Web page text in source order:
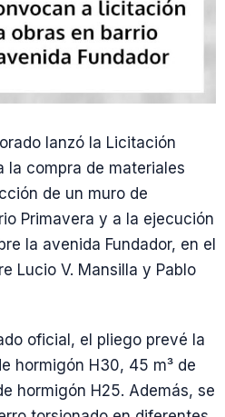
lanzó la Licitación
la compra de materiales
de un muro de
Primavera y a la ejecución
la avenida Fundador, en el
Lucio V. Mansilla y Pablo
oficial, el pliego prevé la
hormigón H30, 45 m³ de
hormigón H25. Además, se